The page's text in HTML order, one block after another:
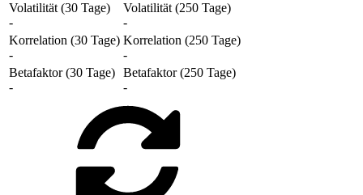
Volatilität (30 Tage)
-
Volatilität (250 Tage)
-
Korrelation (30 Tage)
-
Korrelation (250 Tage)
-
Betafaktor (30 Tage)
-
Betafaktor (250 Tage)
-